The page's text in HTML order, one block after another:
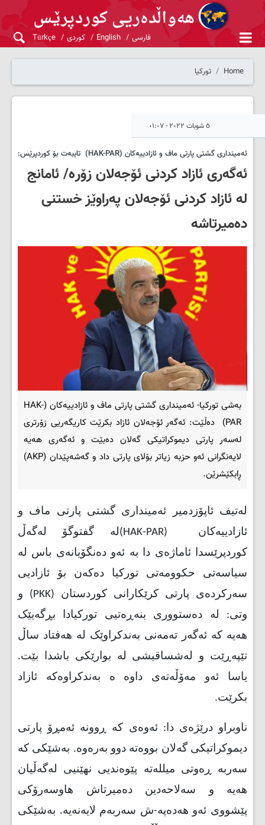
فارسی English کوردی Türkçe
Home تورکیا
٥ شوبات ٢٠٢٢ - ٠١:٠٧
ئەمینداری گشتی پارتی ماف و ئازادییەکان (HAK-PAR) تایبەت بۆ کوردپرێس:
ئەگەری ئازاد کردنی ئۆجەلان زۆرە/ ئامانج
لە ئازاد کردنی ئۆجەلان پەراوێز خستنی
دەمیرتاشە
بەشی تورکیا- ئەمینداری گشتی پارتی ماف و ئازادییەکان (HAK-
PAR) دەڵێت: ئەگەر ئۆجەلان ئازاد بکرێت کاریگەریی زۆرتری
لەسەر پارتی دیموکراتیکی گەلان دەبێت و ئەگەری هەیە
لایەنگرانی ئەو حزبە زیاتر بۆلای پارتی داد و گەشەپێدان (AKP)
ڕابکێشرێن.
لەتیف ئاپۆزدمیر ئەمینداری گشتی پارتی ماف و
ئازادییەکان
(HAK-PAR)لە گفتوگۆ لەگەڵ
کوردپرێسدا ئاماژەی دا بە ئەو دەنگۆیانەی باس لە
سیاسەتی حکوومەتی تورکیا دەکەن بۆ ئازادیی
سەرکردەی پارتی کرێکارانی کوردستان (PKK) و
وتی: لە دەستووری بنەڕەتیی تورکیادا بڕگەیێک
هەیە کە ئەگەر تەمەنی بەندکراوێک لە هەفتاد ساڵ
تێپەڕێت و لەشساقیشی لە بوارێکی باشدا بێت.
یاسا ئەو مەۆڵەتەی داوە ە بەندکراوەکە ئازاد
بکرێت.
ناوبراو درێژەی دا: ئەوەی کە ڕوونە ئەمڕۆ پارتی
دیموکراتیکی گەلان بووەتە دوو بەرەوە. بەشێکی کە
سەربە ڕەوتی میللەتە پێوەندیی نهێنیی لەگەڵیان
هەیە و سەلاحەدین دەمیرتاش هاوسەرۆکی
پێشووی ئەو هەدەپە-ش سەربەم لایەنەیە. بەشێکی